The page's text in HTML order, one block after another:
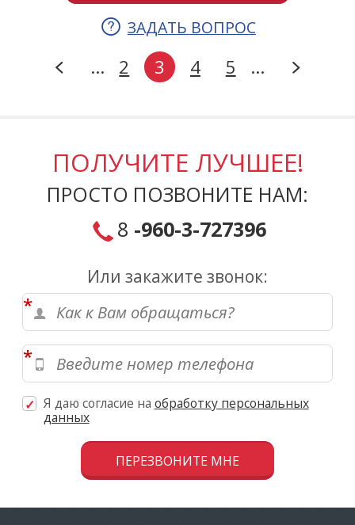
ЗАДАТЬ ВОПРОС
… 2 3 4 5 …
ПОЛУЧИТЕ ЛУЧШЕЕ!
ПРОСТО ПОЗВОНИТЕ НАМ:
8 -960-3-727396
Или закажите звонок:
*
*
Я даю согласие на обработку персональных
данных